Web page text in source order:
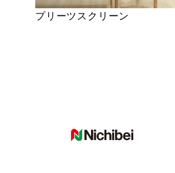
プリーツスクリーン